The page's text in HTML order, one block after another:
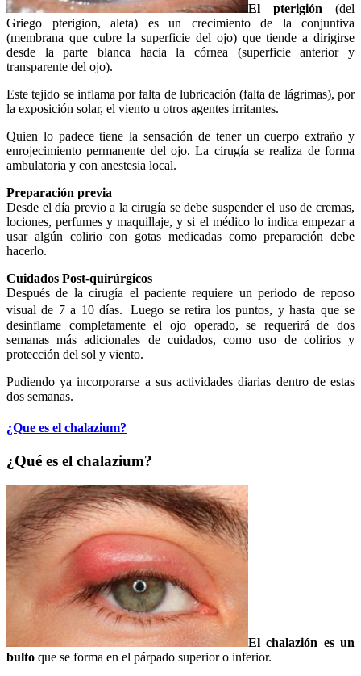
El pterigión (del
Griego pterigion, aleta) es un crecimiento de la conjuntiva
(membrana que cubre la superficie del ojo) que tiende a dirigirse
desde la parte blanca hacia la córnea (superficie anterior y
transparente del ojo).
Este tejido se inflama por falta de lubricación (falta de lágrimas), por
la exposición solar, el viento u otros agentes irritantes.
Quien lo padece tiene la sensación de tener un cuerpo extraño y
enrojecimiento permanente del ojo. La cirugía se realiza de forma
ambulatoria y con anestesia local.
Preparación previa
Desde el día previo a la cirugía se debe suspender el uso de cremas,
lociones, perfumes y maquillaje, y si el médico lo indica empezar a
usar algún colirio con gotas medicadas como preparación debe
hacerlo.
Cuidados Post-quirúrgicos
Después de la cirugía el paciente requiere un periodo de reposo
visual de 7 a 10 días. Luego se retira los puntos, y hasta que se
desinflame completamente el ojo operado, se requerirá de dos
semanas más adicionales de cuidados, como uso de colirios y
protección del sol y viento.
Pudiendo ya incorporarse a sus actividades diarias dentro de estas
dos semanas.
¿Que es el chalazium?
¿Qué es el chalazium?
El chalazión es un
bulto que se forma en el párpado superior o inferior.